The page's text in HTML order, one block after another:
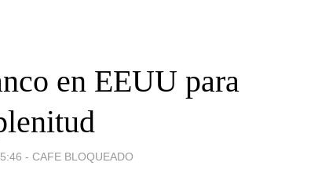
en EEUU para
- CAFE BLOQUEADO